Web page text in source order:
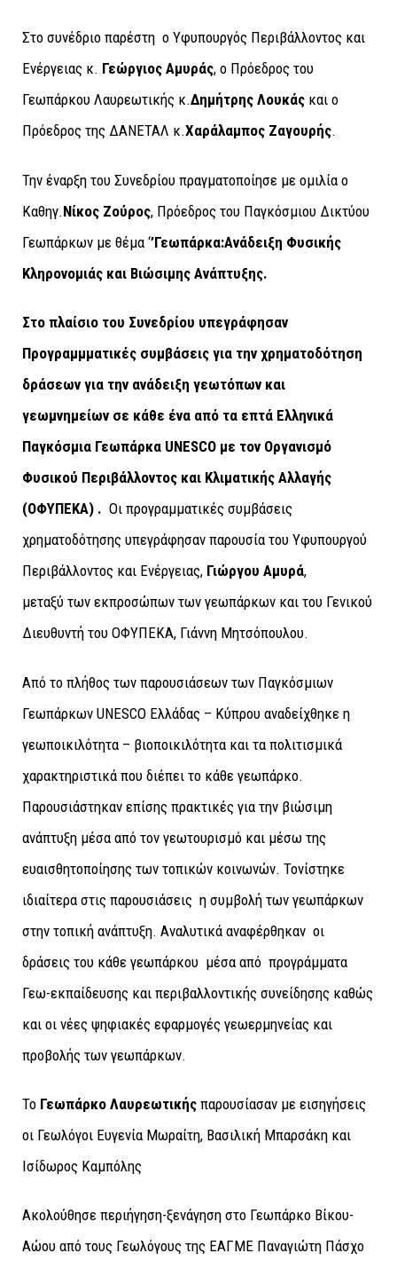
Στο συνέδριο παρέστη ο Υφυπουργός Περιβάλλοντος και
Ενέργειας κ. Γεώργιος Αμυράς, ο Πρόεδρος του
Γεωπάρκου Λαυρεωτικής κ.Δημήτρης Λουκάς και ο
Πρόεδρος της ΔΑΝΕΤΑΛ κ.Χαράλαμπος Ζαγουρής.
Την έναρξη του Συνεδρίου πραγματοποίησε με ομιλία ο
Καθηγ.Νίκος Ζούρος, Πρόεδρος του Παγκόσμιου Δικτύου
Γεωπάρκων με θέμα ‘’Γεωπάρκα:Ανάδειξη Φυσικής
Κληρονομιάς και Βιώσιμης Ανάπτυξης.
Στο πλαίσιο του Συνεδρίου υπεγράφησαν
Προγραμμματικές συμβάσεις για την χρηματοδότηση
δράσεων για την ανάδειξη γεωτόπων και
γεωμνημείων σε κάθε ένα από τα επτά Ελληνικά
Παγκόσμια Γεωπάρκα UNESCΟ με τον Οργανισμό
Φυσικού Περιβάλλοντος και Κλιματικής Αλλαγής
(ΟΦΥΠΕΚΑ) . Οι προγραμματικές συμβάσεις
χρηματοδότησης υπεγράφησαν παρουσία του Υφυπουργού
Περιβάλλοντος και Ενέργειας, Γιώργου Αμυρά,
μεταξύ των εκπροσώπων των γεωπάρκων και του Γενικού
Διευθυντή του ΟΦΥΠΕΚΑ, Γιάννη Μητσόπουλου.
Από το πλήθος των παρουσιάσεων των Παγκόσμιων
Γεωπάρκων UNESCO Ελλάδας – Κύπρου αναδείχθηκε η
γεωποικιλότητα – βιοποικιλότητα και τα πολιτισμικά
χαρακτηριστικά που διέπει το κάθε γεωπάρκο.
Παρουσιάστηκαν επίσης πρακτικές για την βιώσιμη
ανάπτυξη μέσα από τον γεωτουρισμό και μέσω της
ευαισθητοποίησης των τοπικών κοινωνών. Τονίστηκε
ιδιαίτερα στις παρουσιάσεις η συμβολή των γεωπάρκων
στην τοπική ανάπτυξη. Αναλυτικά αναφέρθηκαν οι
δράσεις του κάθε γεωπάρκου μέσα από προγράμματα
Γεω-εκπαίδευσης και περιβαλλοντικής συνείδησης καθώς
και οι νέες ψηφιακές εφαρμογές γεωερμηνείας και
προβολής των γεωπάρκων.
Το Γεωπάρκο Λαυρεωτικής παρουσίασαν με εισηγήσεις
οι Γεωλόγοι Ευγενία Μωραίτη, Βασιλική Μπαρσάκη και
Ισίδωρος Καμπόλης
Ακολούθησε περιήγηση-ξενάγηση στο Γεωπάρκο Βίκου-
Αώου από τους Γεωλόγους της ΕΑΓΜΕ Παναγιώτη Πάσχο